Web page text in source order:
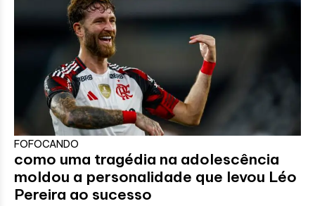
FOFOCANDO
como uma tragédia na adolescência
moldou a personalidade que levou Léo
Pereira ao sucesso